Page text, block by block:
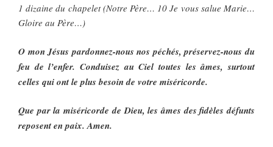
1 dizaine du chapelet (Notre Père… 10 Je vous salue Marie…
Gloire au Père…)
O mon Jésus pardonnez-nous nos péchés, préservez-nous du
feu de l’enfer. Conduisez au Ciel toutes les âmes, surtout
celles qui ont le plus besoin de votre miséricorde.
Que par la miséricorde de Dieu, les âmes des fidèles défunts
reposent en paix. Amen.